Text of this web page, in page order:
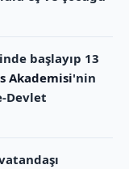
başlayıp 13
Akademisi'nin
Devlet